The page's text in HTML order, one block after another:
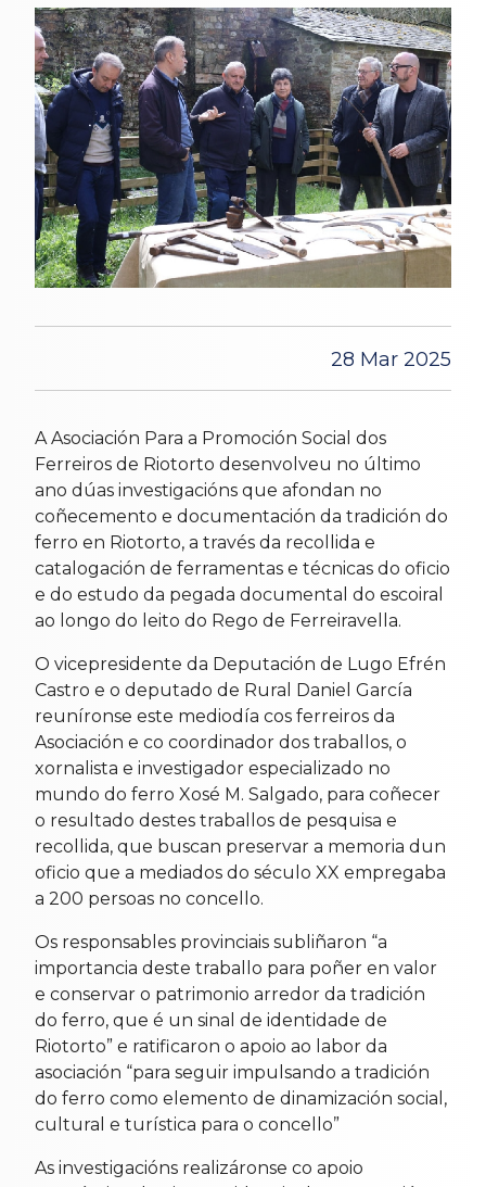
28 Mar 2025
A Asociación Para a Promoción Social dos
Ferreiros de Riotorto desenvolveu no último
ano dúas investigacións que afondan no
coñecemento e documentación da tradición do
ferro en Riotorto, a través da recollida e
catalogación de ferramentas e técnicas do oficio
e do estudo da pegada documental do escoiral
ao longo do leito do Rego de Ferreiravella.
O vicepresidente da Deputación de Lugo Efrén
Castro e o deputado de Rural Daniel García
reuníronse este mediodía cos ferreiros da
Asociación e co coordinador dos traballos, o
xornalista e investigador especializado no
mundo do ferro Xosé M. Salgado, para coñecer
o resultado destes traballos de pesquisa e
recollida, que buscan preservar a memoria dun
oficio que a mediados do século XX empregaba
a 200 persoas no concello.
Os responsables provinciais subliñaron “a
importancia deste traballo para poñer en valor
e conservar o patrimonio arredor da tradición
do ferro, que é un sinal de identidade de
Riotorto” e ratificaron o apoio ao labor da
asociación “para seguir impulsando a tradición
do ferro como elemento de dinamización social,
cultural e turística para o concello”
As investigacións realizáronse co apoio